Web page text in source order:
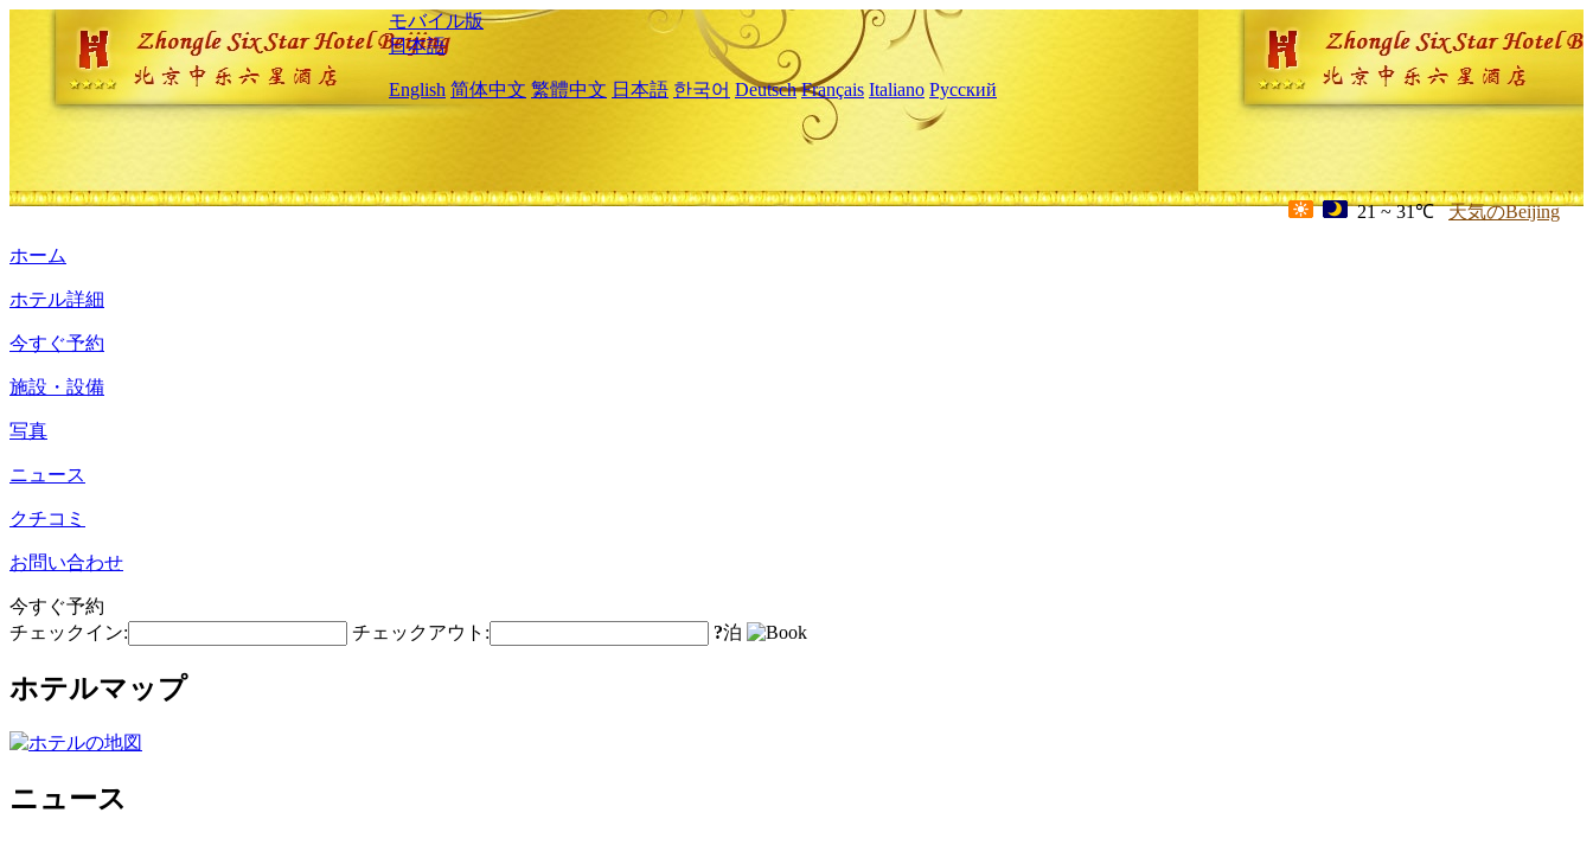
モバイル版
日本語
English 简体中文 繁體中文 日本語 한국어 Deutsch Français Italiano Русский
21 ~ 31℃ 天気のBeijing
ホーム
ホテル詳細
今すぐ予約
施設・設備
写真
ニュース
クチコミ
お問い合わせ
今すぐ予約
チェックイン:
チェックアウト: ?泊
ホテルマップ
ニュース